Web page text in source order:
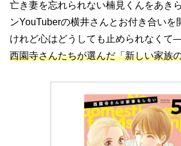
亡き妻を忘れられない楠見くんをあき
ンYouTuberの横井さんとお付き合いを
けれど心はどうしても止められなくて
西園寺さんたちが選んだ「新しい家族